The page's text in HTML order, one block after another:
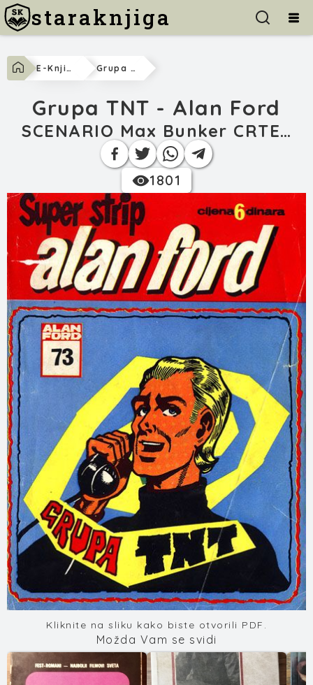
staraknjiga
E-Knjige Grupa TNT - Alan Ford
Grupa TNT - Alan Ford
SCENARIO Max Bunker CRTEŽ Magnus
1801
Kliknite na sliku kako biste otvorili PDF.
Možda Vam se svidi